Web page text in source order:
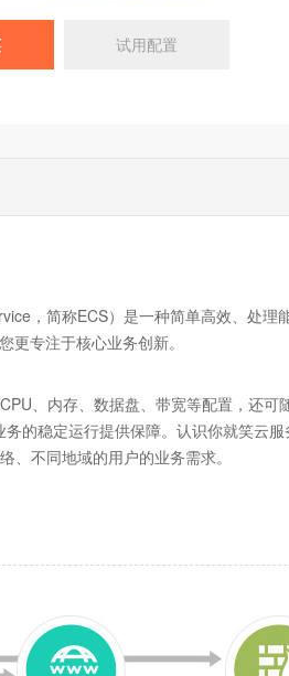
，简称ECS）是一种简单高效、处
更专注于核心业务创新。
、内存、数据盘、带宽等配置，还
的稳定运行提供保障。认识你就笑云
、不同地域的用户的业务需求。